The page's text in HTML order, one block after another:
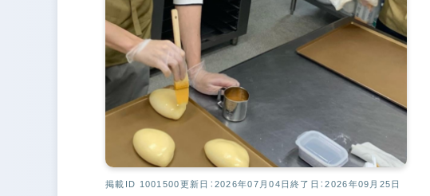
掲載ID 1001500更新日：2026年07月04日終了日：2026年09月25日